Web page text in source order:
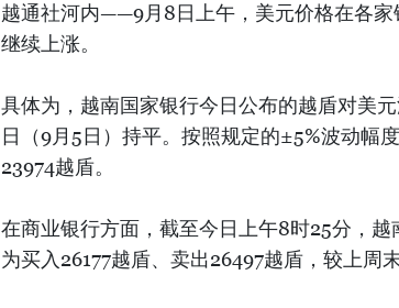
越通社河内——9月8日上午，美元价格在各家
继续上涨。
具体为，越南国家银行今日公布的越盾对美
日（9月5日）持平。按照规定的±5%波动幅
23974越盾。
在商业银行方面，截至今日上午8时25分，
为买入26177越盾、卖出26497越盾，较上周